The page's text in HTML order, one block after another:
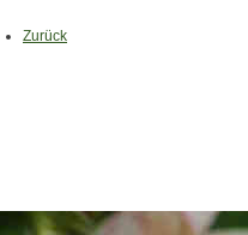
Zurück